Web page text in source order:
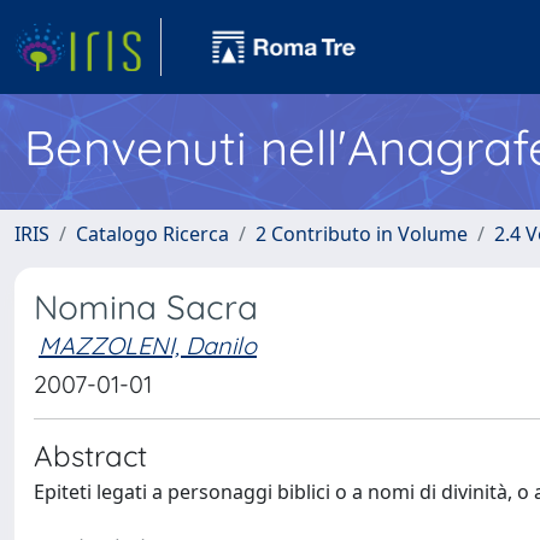
Benvenuti
IRIS Catalogo Ricerca 2 Contributo in Volume 2.4
Nomina Sacra
MAZZOLENI, Danilo
2007-01-01
Abstract
Epiteti legati a personaggi biblici o a nomi di divinità,